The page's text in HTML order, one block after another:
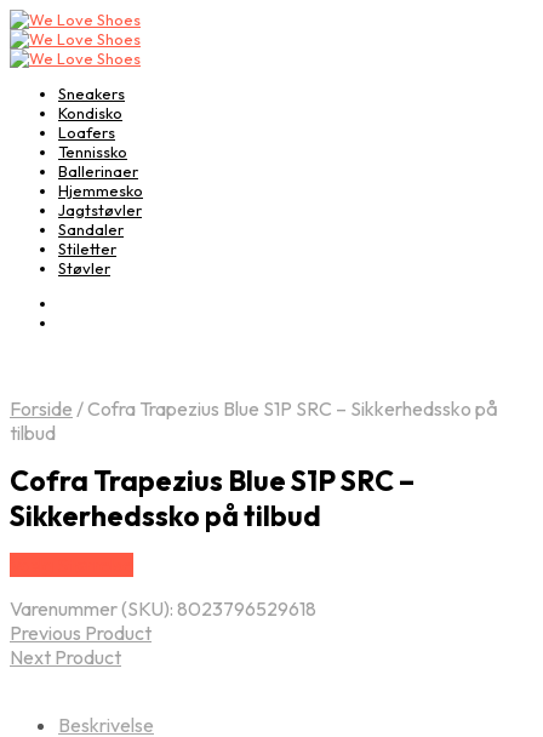
Sneakers
Kondisko
Loafers
Tennissko
Ballerinaer
Hjemmesko
Jagtstøvler
Sandaler
Stiletter
Støvler
Forside /Cofra Trapezius Blue S1P SRC – Sikkerhedssko på
tilbud
Cofra Trapezius Blue S1P SRC –
Sikkerhedssko på tilbud
Varenummer (SKU): 8023796529618
Previous Product
Next Product
Beskrivelse